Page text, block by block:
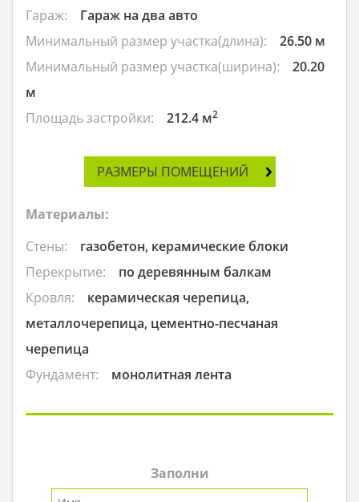
Гараж:
Гараж на два авто
Минимальный размер участка(длина):
26.50 м
Минимальный размер участка(ширина):
20.20
м
Площадь застройки:
212.4 м2
РАЗМЕРЫ ПОМЕЩЕНИЙ
Материалы:
Стены:
газобетон, керамические блоки
Перекрытие:
по деревянным балкам
Кровля:
керамическая черепица,
металлочерепица, цементно-песчаная
черепица
Фундамент:
монолитная лента
Заполни